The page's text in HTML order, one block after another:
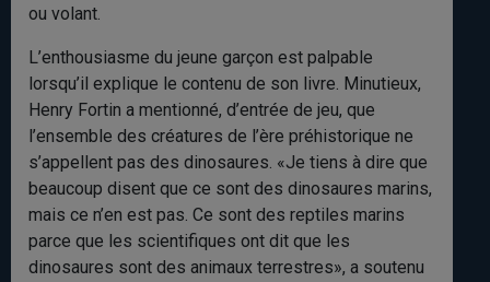
ou volant.
L’enthousiasme du jeune garçon est palpable
lorsqu’il explique le contenu de son livre. Minutieux,
Henry Fortin a mentionné, d’entrée de jeu, que
l’ensemble des créatures de l’ère préhistorique ne
s’appellent pas des dinosaures. «Je tiens à dire que
beaucoup disent que ce sont des dinosaures marins,
mais ce n’en est pas. Ce sont des reptiles marins
parce que les scientifiques ont dit que les
dinosaures sont des animaux terrestres», a soutenu